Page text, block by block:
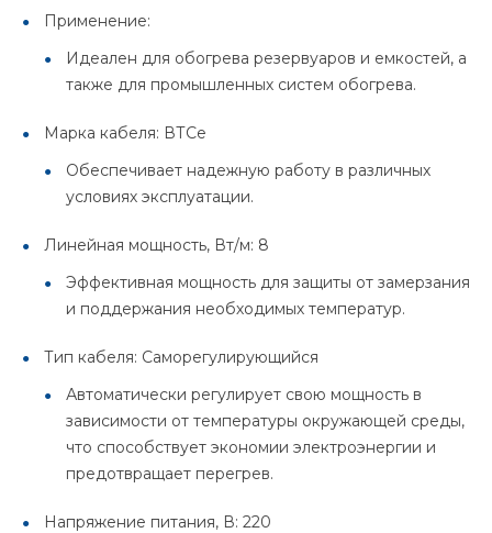
Применение:
Идеален для обогрева резервуаров и емкостей, а
также для промышленных систем обогрева.
Марка кабеля: ВТСе
Обеспечивает надежную работу в различных
условиях эксплуатации.
Линейная мощность, Вт/м: 8
Эффективная мощность для защиты от замерзания
и поддержания необходимых температур.
Тип кабеля: Саморегулирующийся
Автоматически регулирует свою мощность в
зависимости от температуры окружающей среды,
что способствует экономии электроэнергии и
предотвращает перегрев.
Напряжение питания, В: 220